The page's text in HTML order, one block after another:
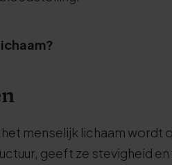
menselijk lichaam wordt
geeft ze stevigheid